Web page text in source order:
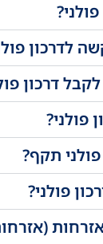
לדרכון
דרכון
פולני?
תקף?
פולני?